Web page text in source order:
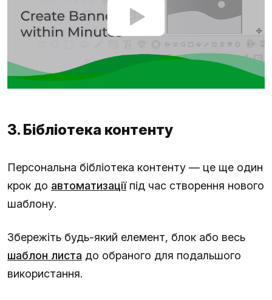
3. Бібліотека контенту
Персональна бібліотека контенту — це ще один
крок до автоматизаціїпід час створення нового
шаблону.
Збережіть будь-який елемент, блок або весь
шаблон листа до обраного для подальшого
використання.